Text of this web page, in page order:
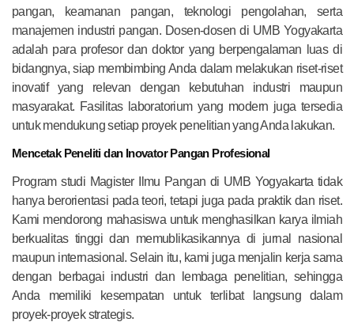
pangan, keamanan pangan, teknologi pengolahan, serta
manajemen industri pangan. Dosen-dosen di UMB Yogyakarta
adalah para profesor dan doktor yang berpengalaman luas di
bidangnya, siap membimbing Anda dalam melakukan riset-riset
inovatif yang relevan dengan kebutuhan industri maupun
masyarakat. Fasilitas laboratorium yang modern juga tersedia
untuk mendukung setiap proyek penelitian yang Anda lakukan.
Mencetak Peneliti dan Inovator Pangan Profesional
Program studi Magister Ilmu Pangan di UMB Yogyakarta tidak
hanya berorientasi pada teori, tetapi juga pada praktik dan riset.
Kami mendorong mahasiswa untuk menghasilkan karya ilmiah
berkualitas tinggi dan memublikasikannya di jurnal nasional
maupun internasional. Selain itu, kami juga menjalin kerja sama
dengan berbagai industri dan lembaga penelitian, sehingga
Anda memiliki kesempatan untuk terlibat langsung dalam
proyek-proyek strategis.